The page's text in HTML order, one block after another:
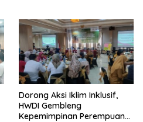
Dorong Aksi Iklim Inklusif,
HWDI Gembleng
Kepemimpinan Perempuan